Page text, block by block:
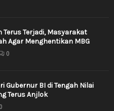
Terus Terjadi, Masyarakat
Agar Menghentikan MBG
0
Gubernur BI di Tengah Nilai
Terus Anjlok
0